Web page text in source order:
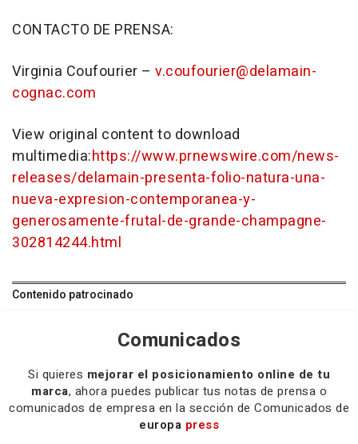
CONTACTO DE PRENSA:
Virginia Coufourier – v.coufourier@delamain-
cognac.com
View original content to download
multimedia:https://www.prnewswire.com/news-
releases/delamain-presenta-folio-natura-una-
nueva-expresion-contemporanea-y-
generosamente-frutal-de-grande-champagne-
302814244.html
Contenido patrocinado
Comunicados
Si quieres mejorar el posicionamiento online de tu
marca, ahora puedes publicar tus notas de prensa o
comunicados de empresa en la sección de Comunicados de
europa press